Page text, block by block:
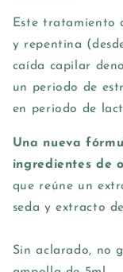
Este tratamiento
y repentina
caída capilar
un periodo de
en periodo de
Una nueva
ingredientes de
que reúne un
seda y extracto
Sin aclarado, no